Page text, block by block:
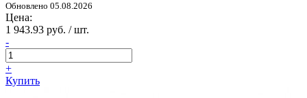
Обновлено 05.08.2026
Цена:
1 943.93 руб. / шт.
-
+
Купить